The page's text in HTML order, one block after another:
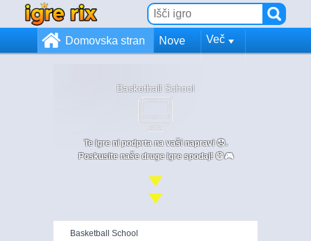
Domovska stran Nove Več
Basketball School
Te igre ni podprta na vaši napravi 😞.
Poskusite naše druge igre spodaj! 😄🎮
Basketball School